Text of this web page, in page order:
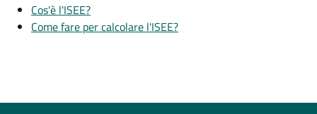
Cos'è l'ISEE?
Come fare per calcolare l'ISEE?